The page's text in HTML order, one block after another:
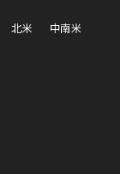
北米
中南米